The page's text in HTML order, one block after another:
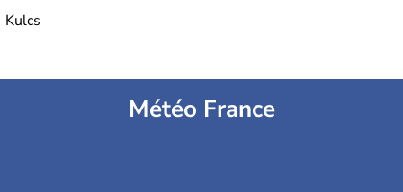
Kulcs
Météo France